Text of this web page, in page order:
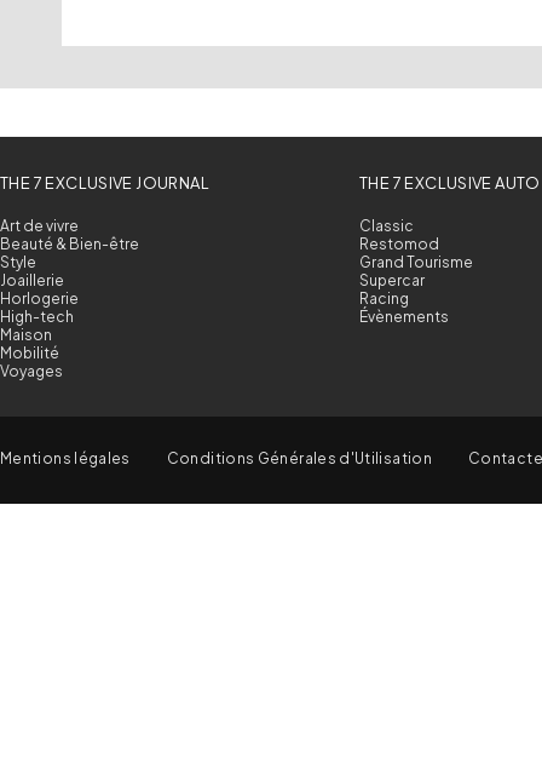
THE 7 EXCLUSIVE JOURNAL
Art de vivre
Beauté & Bien-être
Style
Joaillerie
Horlogerie
High-tech
Maison
Mobilité
Voyages
THE 7 EXCLUSIVE AUTO
Classic
Restomod
Grand Tourisme
Supercar
Racing
Évènements
Mentions légales Conditions Générales d'Utilisation